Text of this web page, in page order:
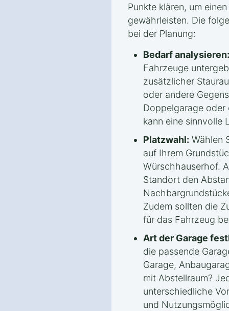
Punkte klären, um
gewährleisten. Die
bei der Planung:
Bedarf analysieren:
Fahrzeuge
zusätzlicher
oder andere
Doppelgarage oder
kann eine sinnvolle
Platzwahl: Wählen
auf Ihrem
Würschhauserhof.
Standort den
Zudem sollten die
für das Fahrzeug
Art der Garage
die passende
Garage,
mit Abstellraum?
unterschiedliche
und